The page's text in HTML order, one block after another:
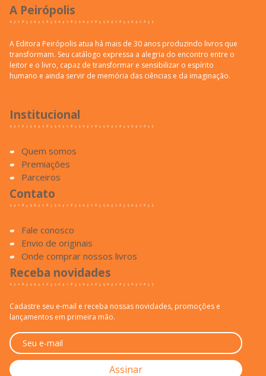
leitor e o livro, capaz de transformar e sensibilizar o espírito
humano e ainda servir de memória das ciências e da imaginação.
Institucional
Parceiros
Fale conosco
Envio de originais
Onde comprar nossos livros
Cadastre seu e-mail e receba nossas novidades, promoções e
lançamentos em primeira mão.